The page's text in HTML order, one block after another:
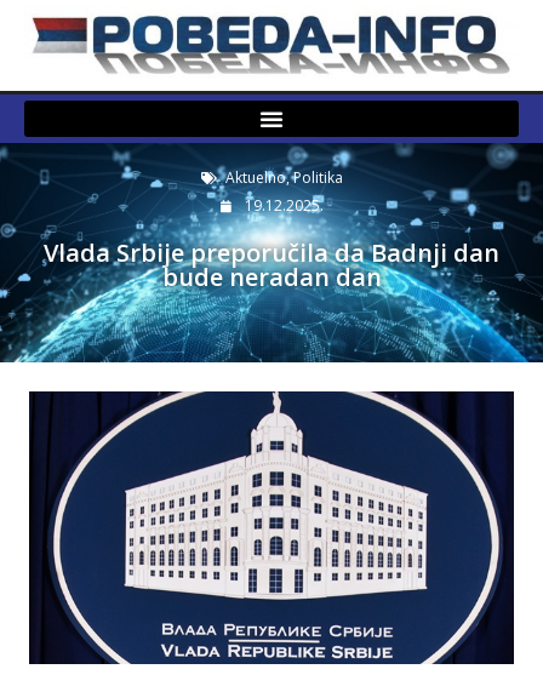
Aktuelno,Politika
19.12.2025.
Vlada Srbije preporučila da Badnji dan
bude neradan dan